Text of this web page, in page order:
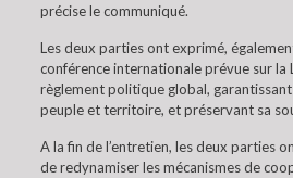
précise le communiqué.
Les deux parties ont exprimé,
conférence internationale prévue sur la
règlement politique global, garantissant
peuple et territoire, et préservant sa
A la fin de l’entretien, les deux parties
de redynamiser les mécanismes de